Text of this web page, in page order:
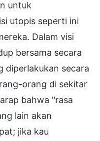
untuk
utopis seperti ini
Dalam visi
bersama secara
diperlakukan secara
orang di sekitar
bahwa "rasa
lain akan
jika kau